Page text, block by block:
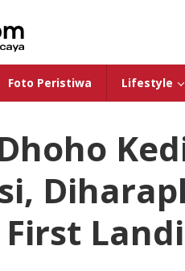
Foto Peristiwa Lifestyle
First